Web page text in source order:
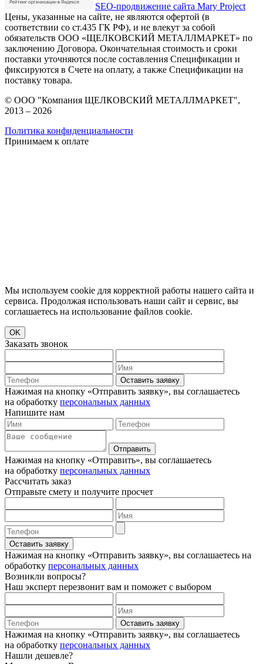
SEO-продвижение сайта Mary Project
Цены, указанные на сайте, не являются офертой (в
соответствии со ст.435 ГК РФ), и не влекут за собой
обязательств ООО «ЩЕЛКОВСКИЙ МЕТАЛЛМАРКЕТ» по
заключению Договора. Окончательная стоимость и сроки
поставки уточняются после составления Спецификации и
фиксируются в Счете на оплату, а также Спецификации на
поставку товара.
© ООО "Компания ЩЕЛКОВСКИЙ МЕТАЛЛМАРКЕТ",
2013 – 2026
Политика конфиденциальности
Принимаем к оплате
Мы используем cookie для корректной работы нашего сайта и
сервиса. Продолжая использовать наши сайт и сервис, вы
соглашаетесь на использование файлов cookie.
OK
Заказать звонок
Оставить заявку
Нажимая на кнопку «Отправить заявку», вы соглашаетесь
на обработку персональных данных
Напишите нам
Отправить
Нажимая на кнопку «Отправить», вы соглашаетесь
на обработку персональных данных
Рассчитать заказ
Отправьте смету и получите просчет
Оставить заявку
Нажимая на кнопку «Отправить заявку», вы соглашаетесь на
обработку персональных данных
Возникли вопросы?
Наш эксперт перезвонит вам и поможет с выбором
Оставить заявку
Нажимая на кнопку «Отправить заявку», вы соглашаетесь
на обработку персональных данных
Нашли дешевле?